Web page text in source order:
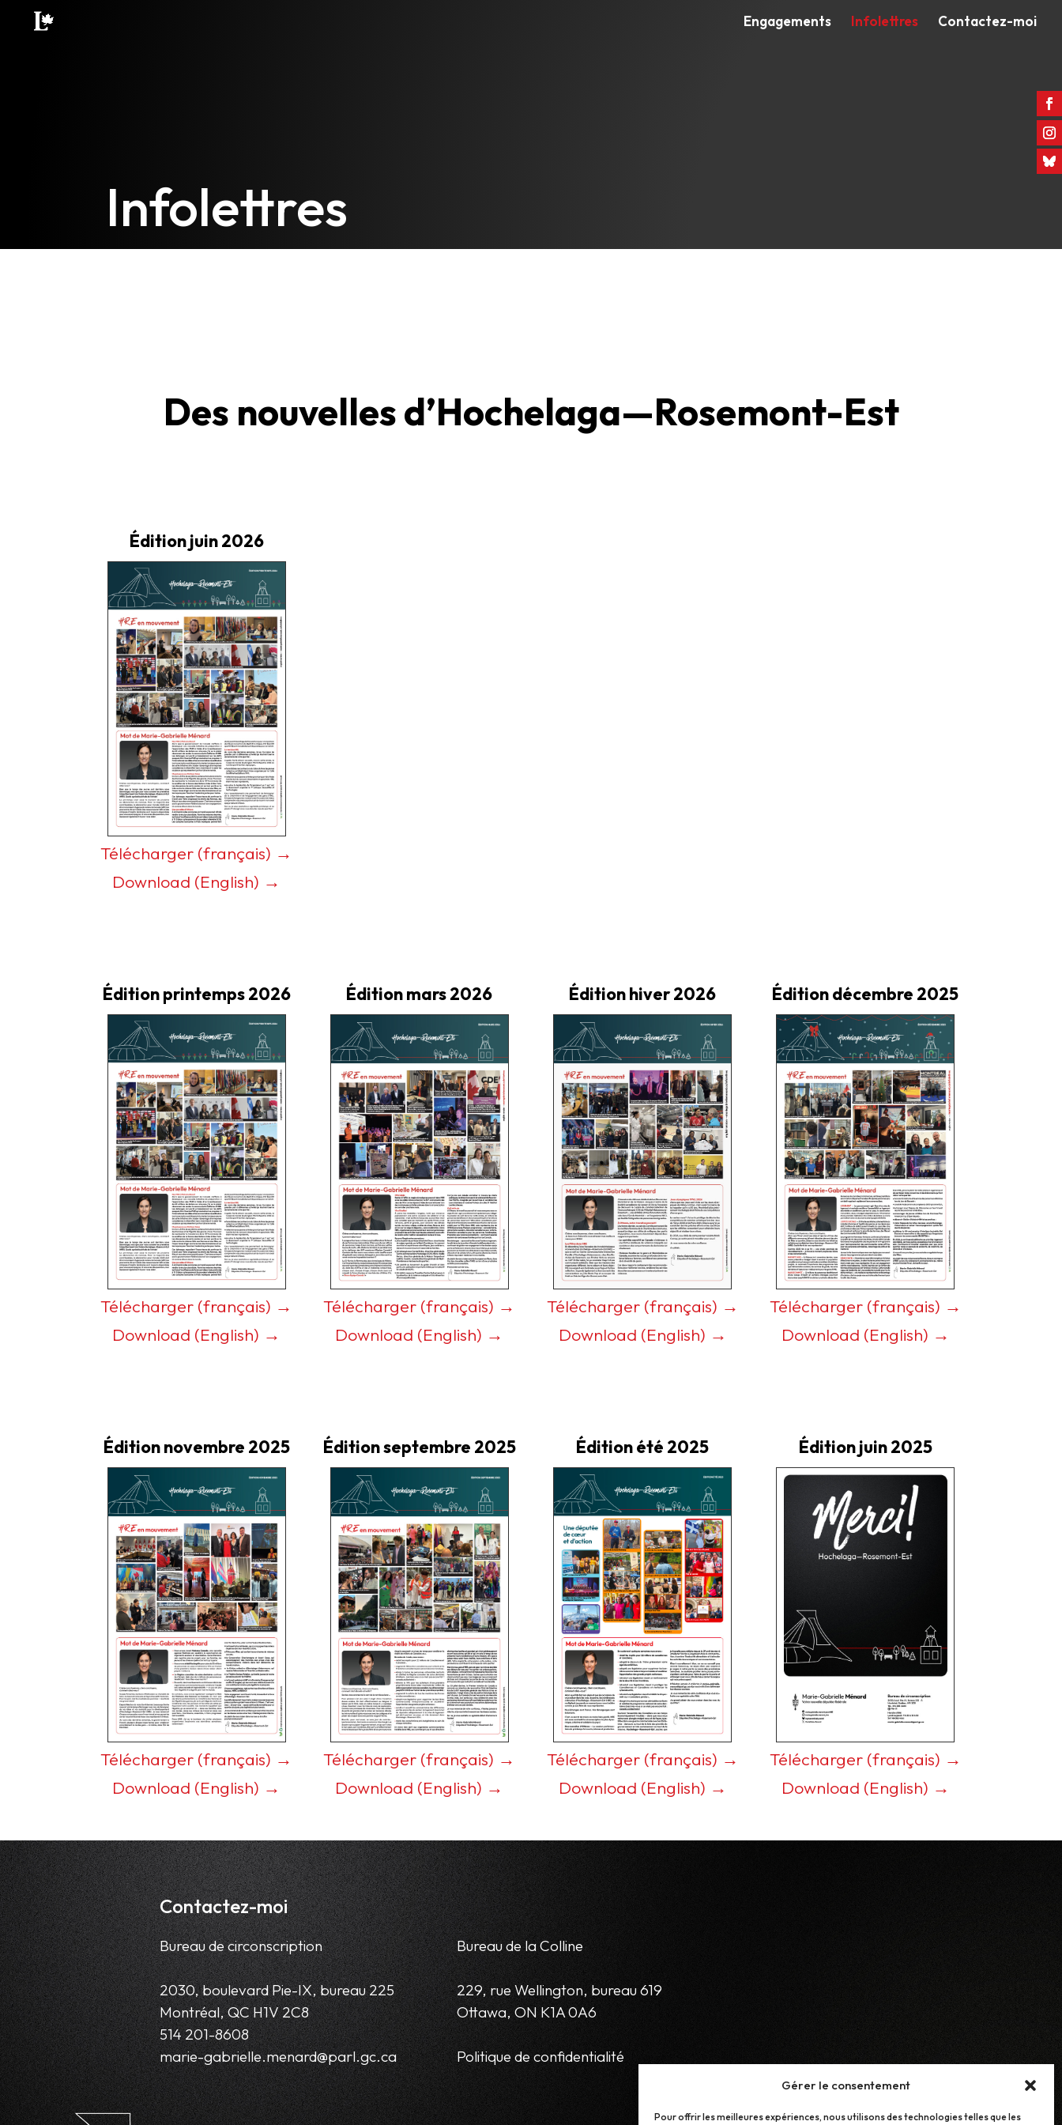
Gérer le consentement
Pour offrir les meilleures expériences, nous utilisons des technologies telles que les
Engagements Infolettres Contactez-moi
Infolettres
Des nouvelles d’Hochelaga—Rosemont-Est
Édition juin 2026
Télécharger (français) →
Download (English) →
Édition printemps 2026
Télécharger (français) →
Download (English) →
Édition mars 2026
Télécharger (français) →
Download (English) →
Édition hiver 2026
Télécharger (français) →
Download (English) →
Édition décembre 2025
Télécharger (français) →
Download (English) →
Édition novembre 2025
Télécharger (français) →
Download (English) →
Édition septembre 2025
Télécharger (français) →
Download (English) →
Édition été 2025
Télécharger (français) →
Download (English) →
Édition juin 2025
Télécharger (français) →
Download (English) →
Contactez-moi
Bureau de circonscription
2030, boulevard Pie-IX, bureau 225
Montréal, QC H1V 2C8
514 201-8608
marie-gabrielle.menard@parl.gc.ca
Bureau de la Colline
229, rue Wellington, bureau 619
Ottawa, ON K1A 0A6
Politique de confidentialité